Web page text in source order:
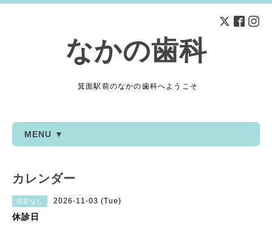
なかの歯科
箕面駅前のなかの歯科へようこそ
MENU ▼
カレンダー
指定なし 2026-11-03 (Tue)
休診日